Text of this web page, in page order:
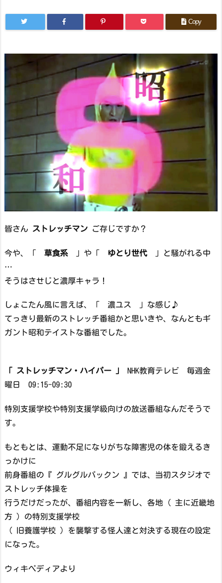
Copy
皆さん ストレッチマン ご存じですか？
今や、「 草食系 」や「 ゆとり世代 」と騒がれる中
…
そうはさせじと濃厚キャラ！
しょこたん風に言えば、「 濃ユス 」な感じ♪
てっきり最新のストレッチ番組かと思いきや、なんともギ
ガント昭和テイストな番組でした。
「 ストレッチマン・ハイパー 」
NHK教育テレビ 毎週金
曜日 09:15-09:30
特別支援学校や特別支援学級向けの放送番組なんだそうで
す。
もともとは、運動不足になりがちな障害児の体を鍛えるき
っかけに
前身番組の『 グルグルパックン 』では、当初スタジオで
ストレッチ体操を
行うだけだったが、番組内容を一新し、各地（ 主に近畿地
方 ）の特別支援学校
（ 旧養護学校 ）を襲撃する怪人達と対決する現在の設定
になった。
ウィキぺディアより